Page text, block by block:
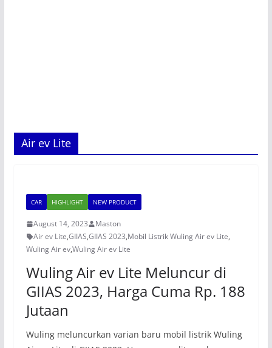
Air ev Lite
CAR HIGHLIGHT NEW PRODUCT
August 14, 2023
Maston
Air ev Lite,GIIAS,GIIAS 2023,Mobil Listrik Wuling Air ev Lite,
Wuling Air ev,Wuling Air ev Lite
Wuling Air ev Lite Meluncur di
GIIAS 2023, Harga Cuma Rp. 188
Jutaan
Wuling meluncurkan varian baru mobil listrik Wuling